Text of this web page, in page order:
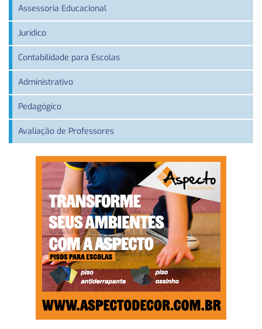
Assessoria Educacional
Jurídico
Contabilidade para Escolas
Administrativo
Pedagógico
Avaliação de Professores